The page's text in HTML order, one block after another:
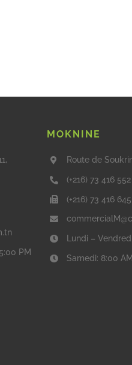
PM
MOKNINE
Route de
(+216) 73 416 552
(+216) 73 416 645
Lundi –
Samedi: 8:00